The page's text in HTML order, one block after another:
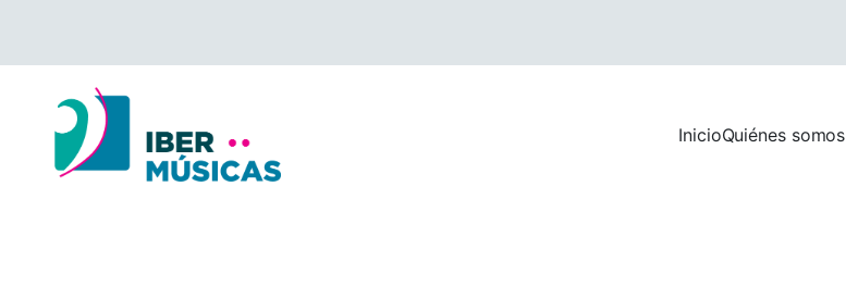
contenido
InicioQuiénes somos